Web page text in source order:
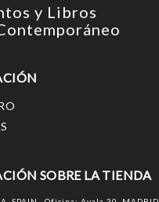
y Libros
SOBRE LA TIENDA